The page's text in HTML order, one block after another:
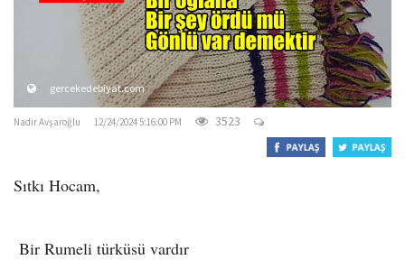
gercekedebiyat.com
Nadir Avşaroğlu 12/24/2024 5:16:00 PM 3523
Sıtkı Hocam,
Bir Rumeli türküsü vardır